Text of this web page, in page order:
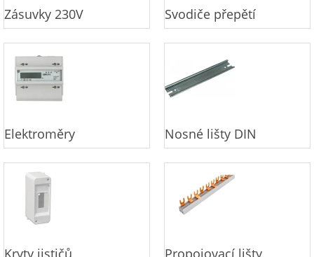
Zásuvky 230V Svodiče přepětí
Elektroměry Nosné lišty DIN
Kryty jističů Propojovací lišty